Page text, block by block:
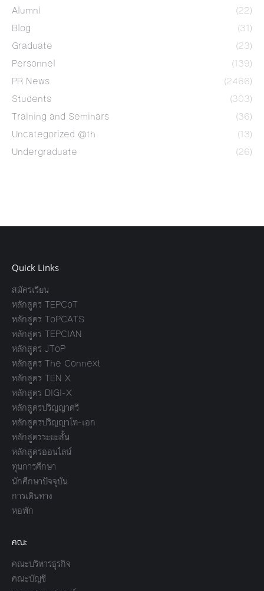
Alumni
(22)
Blog
(31)
Graduate
(23)
Personnel
(139)
PR News
(2466)
Students
(303)
Training and Seminars
(36)
Uncategorized @th
(13)
Undergraduate
(26)
Quick Links
สมัครเรียน
หลักสูตร TEPCoT
หลักสูตร ToPCATS
หลักสูตร TEPCIAN
หลักสูตร JToP
หลักสูตร The Connext
หลักสูตร TEN X
หลักสูตร DIGI-X
หลักสูตรปริญญาตรี
หลักสูตรปริญญาโท-เอก
หลักสูตรระยะสั้น
หลักสูตรออนไลน์
ทุนการศึกษา
นักศึกษาปัจจุบัน
การเดินทาง
หอพัก
คณะ
คณะบริหารธุรกิจ
คณะบัญชี